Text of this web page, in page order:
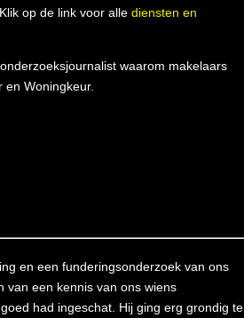
op de link voor allediensten en
waarom makelaars
Woningkeur.
en een funderingsonderzoek van ons
van een kennis van ons wiens
had ingeschat. Hij ging erg grondig te